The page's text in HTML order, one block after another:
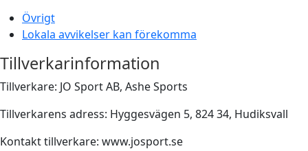
Övrigt
Lokala avvikelser kan förekomma
Tillverkarinformation
Tillverkare: JO Sport AB, Ashe Sports
Tillverkarens adress: Hyggesvägen 5, 824 34, Hudiksvall
Kontakt tillverkare: www.josport.se